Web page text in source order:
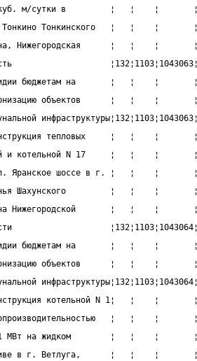
куб. м/сутки в         ¦   ¦    ¦
Тонкино Тонкинского   ¦   ¦    ¦
Нижегородская      ¦   ¦    ¦
бюджетам на       ¦   ¦    ¦
объектов      ¦   ¦    ¦
тепловых     ¦   ¦    ¦
и котельной N 17     ¦   ¦    ¦
Яранское шоссе в г. ¦   ¦    ¦
Шахунского         ¦   ¦    ¦
Нижегородской       ¦   ¦    ¦
бюджетам на       ¦   ¦    ¦
объектов      ¦   ¦    ¦
котельной N 1¦   ¦
¦   ¦    ¦
МВт на жидком        ¦   ¦    ¦
в г. Ветлуга,      ¦   ¦    ¦